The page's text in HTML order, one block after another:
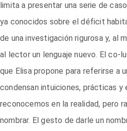
limita a presentar una serie de
ya conocidos sobre el déficit
de una investigación rigurosa y, al
al lector un lenguaje nuevo. El co-
que Elisa propone para referirse a
condensan intuiciones, prácticas y
reconocemos en la realidad, pero
nombrar. El gesto de darle un